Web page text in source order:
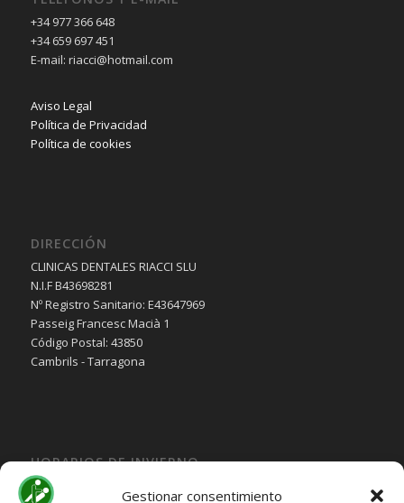
Gestionar consentimiento
+34 977 366 648
+34 659 697 451
E-mail: riacci@hotmail.com
Aviso Legal
Política de Privacidad
Política de cookies
DIRECCIÓN
CLINICAS DENTALES RIACCI SLU
N.I.F B43698281
Nº Registro Sanitario: E43647969
Passeig Francesc Macià 1
Código Postal: 43850
Cambrils - Tarragona
HORARIOS DE INVIERNO
Lunes, Martes, Jueves y Viernes: